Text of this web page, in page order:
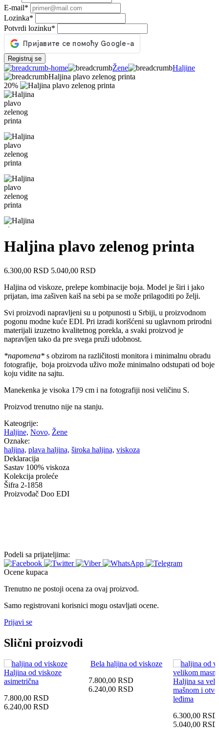
E-mail*
Lozinka*
Potvrdi lozinku*
Registruj se
Žene
Haljine
Haljina plavo zelenog printa
20%
Haljina plavo zelenog printa
6.300,00 RSD 5.040,00 RSD
Haljina od viskoze, prelepe kombinacije boja. Model je širi i jako
prijatan, ima zašiven kaiš na sebi pa se može prilagoditi po želji.
Svi proizvodi napravljeni su u potpunosti u Srbiji, u proizvodnom
pogonu modne kuće EDI. Pri izradi korišćeni su uglavnom prirodni
materijali izuzetno kvalitetnog porekla, a svaki proizvod je
napravljen tako da pre svega pruži udobnost.
*napomena* s obzirom na različitosti monitora i minimalnu obradu
fotografije, boja proizvoda uživo može minimalno odstupati od boje
koju vidite na sajtu.
Manekenka je visoka 179 cm i na fotografiji nosi veličinu S.
Proizvod trenutno nije na stanju.
Kateogrije:
Haljine, Novo, Žene
Oznake:
haljina, plava haljina, široka haljina, viskoza
Deklaracija
Sastav 100% viskoza
Kolekcija proleće
Šifra 2-1858
Proizvođač Doo EDI
Podeli sa prijateljima:
Ocene kupaca
Trenutno ne postoji ocena za ovaj proizvod.
Samo registrovani korisnici mogu ostavljati ocene.
Prijavi se
Slični proizvodi
Haljina od viskoze
asimetrična
7.800,00 RSD
6.240,00 RSD
Bela haljina od viskoze
7.800,00 RSD
6.240,00 RSD
Haljina sa
mašnom i
leđima
6.300,00 RSD
5.040,00 RSD